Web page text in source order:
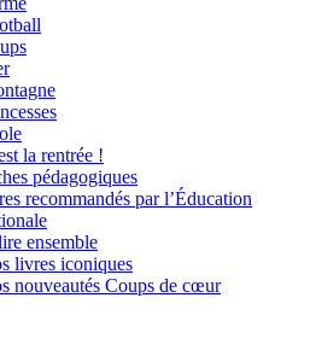
la rentrée !
pédagogiques
recommandés par l’Éducation
ensemble
livres iconiques
nouveautés Coups de cœur